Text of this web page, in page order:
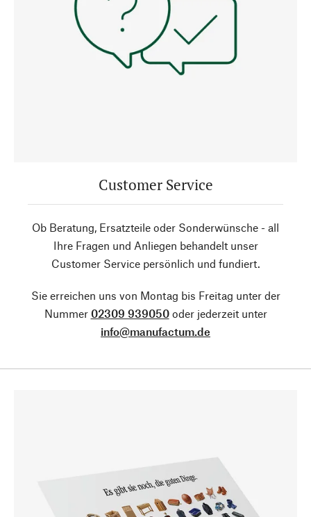
Customer Service
Ob Beratung, Ersatzteile oder Sonderwünsche - all
Ihre Fragen und Anliegen behandelt unser
Customer Service persönlich und fundiert.
Sie erreichen uns von Montag bis Freitag unter der
Nummer 02309 939050oder jederzeit unter
info@manufactum.de